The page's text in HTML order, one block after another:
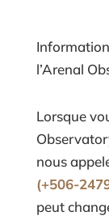
l’Arenal
Lorsque
nous
(+506-
peut